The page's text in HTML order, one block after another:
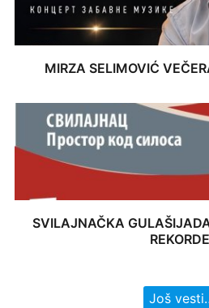
MIRZA SELIMOVIĆ
SVILAJNAČKA
REKORDE
Još